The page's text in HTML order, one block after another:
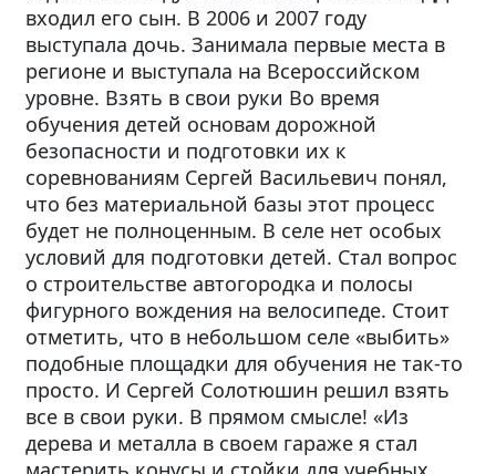
входил его сын. В 2006 и 2007 году
выступала дочь. Занимала первые места в
регионе и выступала на Всероссийском
уровне. Взять в свои руки Во время
обучения детей основам дорожной
безопасности и подготовки их к
соревнованиям Сергей Васильевич понял,
что без материальной базы этот процесс
будет не полноценным. В селе нет особых
условий для подготовки детей. Стал вопрос
о строительстве автогородка и полосы
фигурного вождения на велосипеде. Стоит
отметить, что в небольшом селе «выбить»
подобные площадки для обучения не так-то
просто. И Сергей Солотюшин решил взять
все в свои руки. В прямом смысле! «Из
дерева и металла в своем гараже я стал